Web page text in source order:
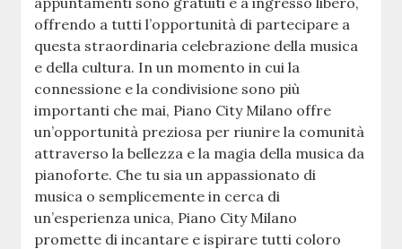
offrendo a tutti l’opportunità di partecipare a
questa straordinaria celebrazione della musica
e della cultura. In un momento in cui la
connessione e la condivisione sono più
importanti che mai, Piano City Milano offre
un’opportunità preziosa per riunire la comunità
attraverso la bellezza e la magia della musica da
pianoforte. Che tu sia un appassionato di
musica o semplicemente in cerca di
un’esperienza unica, Piano City Milano
promette di incantare e ispirare tutti coloro